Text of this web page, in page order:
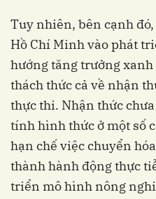
Tuy nhiên, bên cạnh
Hồ Chí Minh vào phát
hướng tăng trưởng
thách thức cả về nhận
thực thi. Nhận thức
tính hình thức ở một số
hạn chế việc chuyển
thành hành động thực
triển mô hình nông